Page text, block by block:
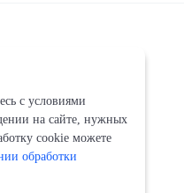
с условиями
на сайте, нужных
cookie можете
обработки